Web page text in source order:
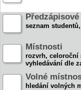
seznam
Místnosti
rozvrh, celoroční
vyhledávání dle
Volné
hledání volných